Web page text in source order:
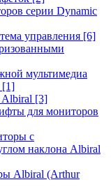
серии Dynamic
управления [6]
мультимедиа
[1]
[3]
для мониторов
с
наклона Albiral
Albiral (Arthur